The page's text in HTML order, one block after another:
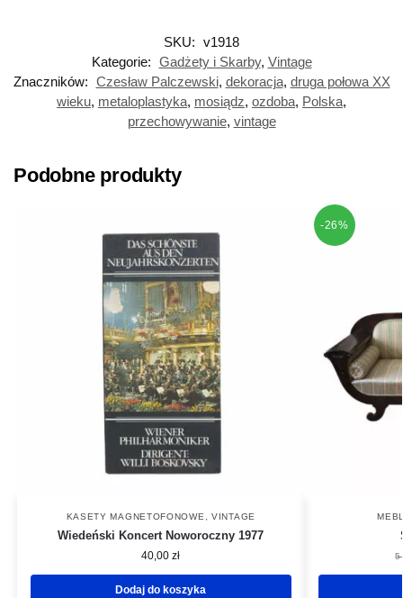
SKU: v1918
Kategorie: Gadżety i Skarby, Vintage
Znaczników: Czesław Palczewski, dekoracja, druga połowa XX
wieku, metaloplastyka, mosiądz, ozdoba, Polska,
przechowywanie, vintage
Podobne produkty
KASETY MAGNETOFONOWE, VINTAGE
Wiedeński Koncert Noworoczny 1977
40,00zł
Dodaj do koszyka
-26%
5